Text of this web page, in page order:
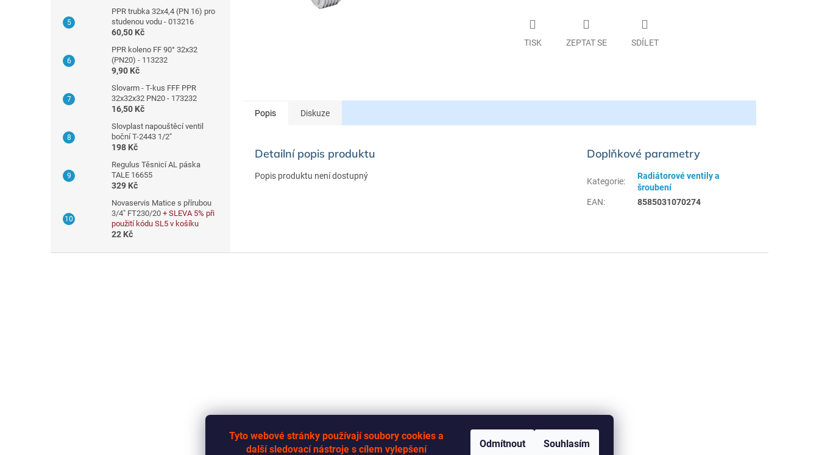
Tyto webové stránky používají soubory cookies a
další sledovací nástroje s cílem vylepšení
Odmítnout Souhlasím
PPR trubka 32x4,4 (PN 16) pro
studenou vodu - 013216
60,50 Kč
PPR koleno FF 90° 32x32
(PN20) - 113232
9,90 Kč
Slovarm - T-kus FFF PPR
32x32x32 PN20 - 173232
16,50 Kč
Slovplast napouštěcí ventil
boční T-2443 1/2"
198 Kč
Regulus Těsnicí AL páska
TALE 16655
329 Kč
Novaservis Matice s přírubou
3/4" FT230/20 + SLEVA 5% při
použití kódu SL5 v košíku
22 Kč
TISK ZEPTAT SE SDÍLET
Popis Diskuze
Detailní popis produktu
Popis produktu není dostupný
Doplňkové parametry
Kategorie:
Radiátorové ventily a
šroubení
EAN: 8585031070274